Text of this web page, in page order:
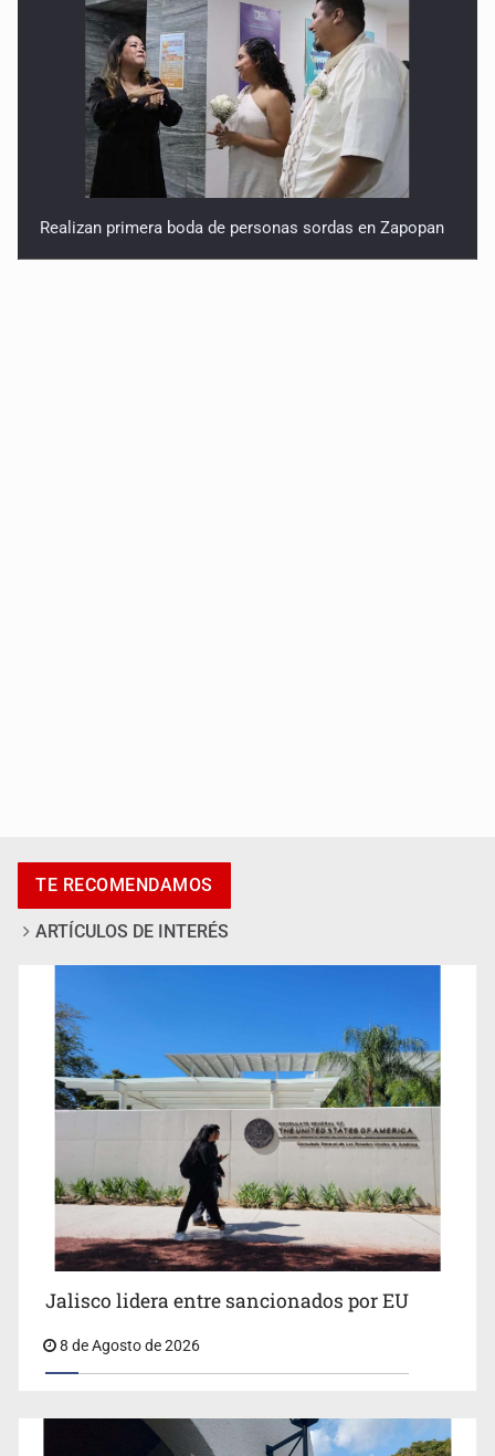
Realizan primera boda de personas sordas en Zapopan
Llaman a mantener legado de Alcalde
Concierto patrio costará 32.9 mdp
TE RECOMENDAMOS
ARTÍCULOS DE INTERÉS
Jalisco lidera entre sancionados por EU
8 de Agosto de 2026